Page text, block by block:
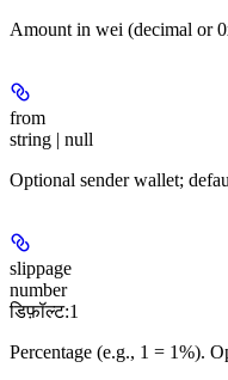
Amount in wei (decimal or
from
string | null
Optional sender wallet;
slippage
number
डिफ़ॉल्ट:1
Percentage (e.g., 1 = 1%).